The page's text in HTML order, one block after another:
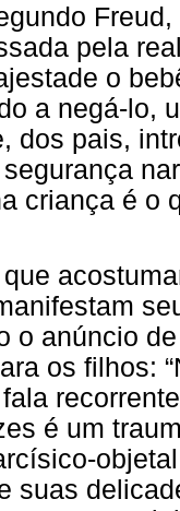
pela
o
a negá-lo,
dos pais,
segurança
criança é o
o anúncio
os filhos:
fala
é um
suas